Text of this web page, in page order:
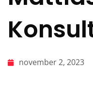
november 2, 2023